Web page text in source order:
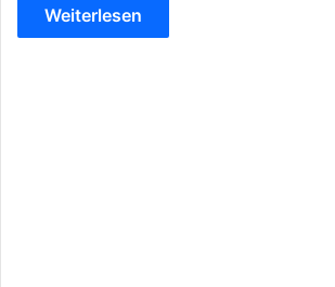
Weiterlesen